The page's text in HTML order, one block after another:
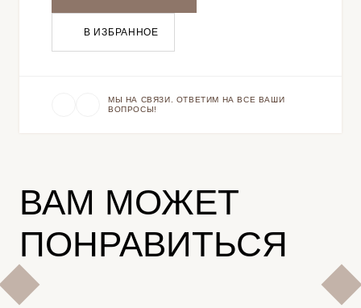
В ИЗБРАННОЕ
МЫ НА СВЯЗИ. ОТВЕТИМ НА ВСЕ ВАШИ
ВОПРОСЫ!
ВАМ МОЖЕТ
ПОНРАВИТЬСЯ